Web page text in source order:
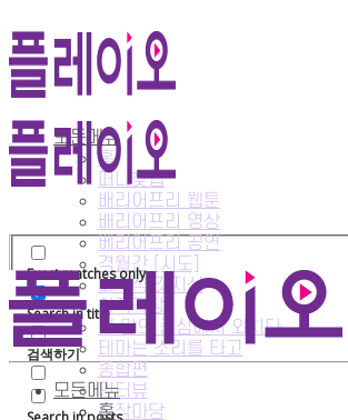
모든메뉴
홈
떠나찾앱
배리어프리 웹툰
배리어프리 영상
베리어프리 공연
격월간 [시도]
고지식 갓지식
창작극장
내 맘의 중심에서 외치다
테마는 소리를 타고
종합편
인터뷰
창작마당
Exact matches only
Search in title
검색하기
모든메뉴
홈
검색 결과가 없습니다!
검색 결과와 일치하는 내용이 없습니다.
Exact matches only
Search in title
검색하기